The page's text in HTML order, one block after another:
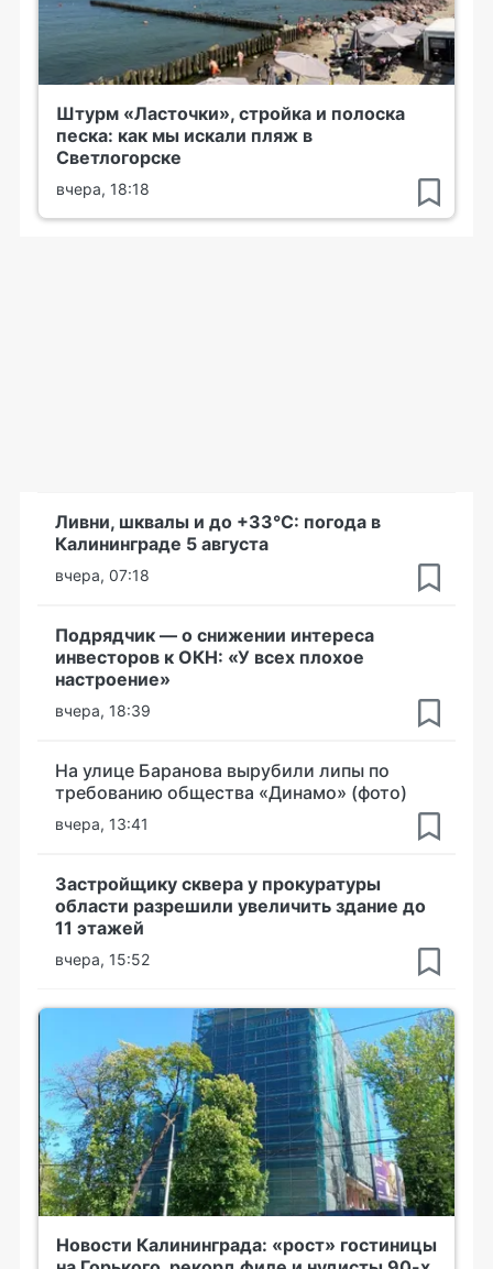
Штурм «Ласточки», стройка и полоска
песка: как мы искали пляж в
Светлогорске
вчера, 18:18
Ливни, шквалы и до +33°С: погода в
Калининграде 5 августа
вчера, 07:18
Подрядчик — о снижении интереса
инвесторов к ОКН: «У всех плохое
настроение»
вчера, 18:39
На улице Баранова вырубили липы по
требованию общества «Динамо» (фото)
вчера, 13:41
Застройщику сквера у прокуратуры
области разрешили увеличить здание до
11 этажей
вчера, 15:52
Новости Калининграда: «рост» гостиницы